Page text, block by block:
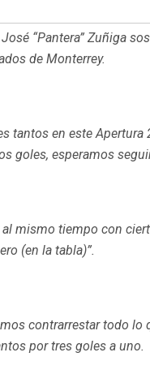
“Pantera” Zuñiga
de Monterrey.
en este
goles, esperamos
mismo tiempo con
(en la tabla)”.
contrarrestar todo lo
por tres goles a uno.